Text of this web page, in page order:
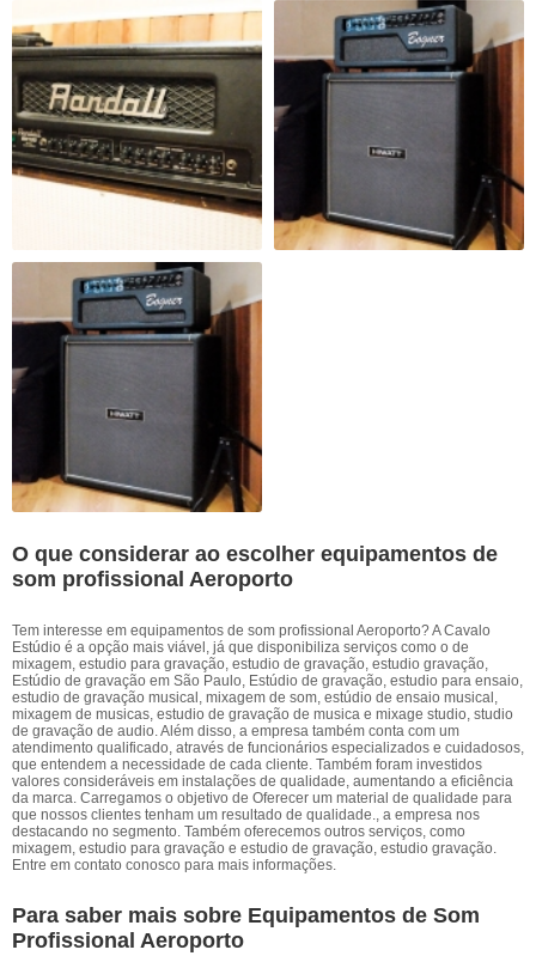
O que considerar ao escolher equipamentos de
som profissional Aeroporto
Tem interesse em equipamentos de som profissional Aeroporto? A Cavalo
Estúdio é a opção mais viável, já que disponibiliza serviços como o de
mixagem, estudio para gravação, estudio de gravação, estudio gravação,
Estúdio de gravação em São Paulo, Estúdio de gravação, estudio para ensaio,
estudio de gravação musical, mixagem de som, estúdio de ensaio musical,
mixagem de musicas, estudio de gravação de musica e mixage studio, studio
de gravação de audio. Além disso, a empresa também conta com um
atendimento qualificado, através de funcionários especializados e cuidadosos,
que entendem a necessidade de cada cliente. Também foram investidos
valores consideráveis em instalações de qualidade, aumentando a eficiência
da marca. Carregamos o objetivo de Oferecer um material de qualidade para
que nossos clientes tenham um resultado de qualidade., a empresa nos
destacando no segmento. Também oferecemos outros serviços, como
mixagem, estudio para gravação e estudio de gravação, estudio gravação.
Entre em contato conosco para mais informações.
Para saber mais sobre Equipamentos de Som
Profissional Aeroporto